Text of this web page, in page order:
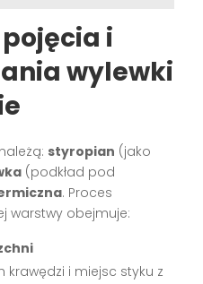
i
wylewki
styropian (jako
(podkład pod
. Proces
warstwy obejmuje:
krawędzi i miejsc styku z